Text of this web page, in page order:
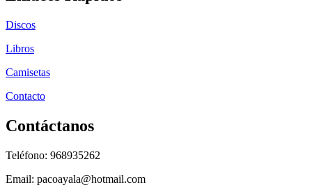
Discos
Libros
Camisetas
Contacto
Contáctanos
Teléfono: 968935262
Email: pacoayala@hotmail.com